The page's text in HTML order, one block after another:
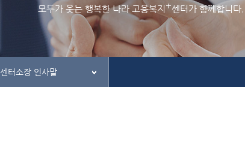
관련사이트 불친절 신
모두가 웃는 행복한 나라 고용복지 +센터가 함께합니다.
센터소장 인사말